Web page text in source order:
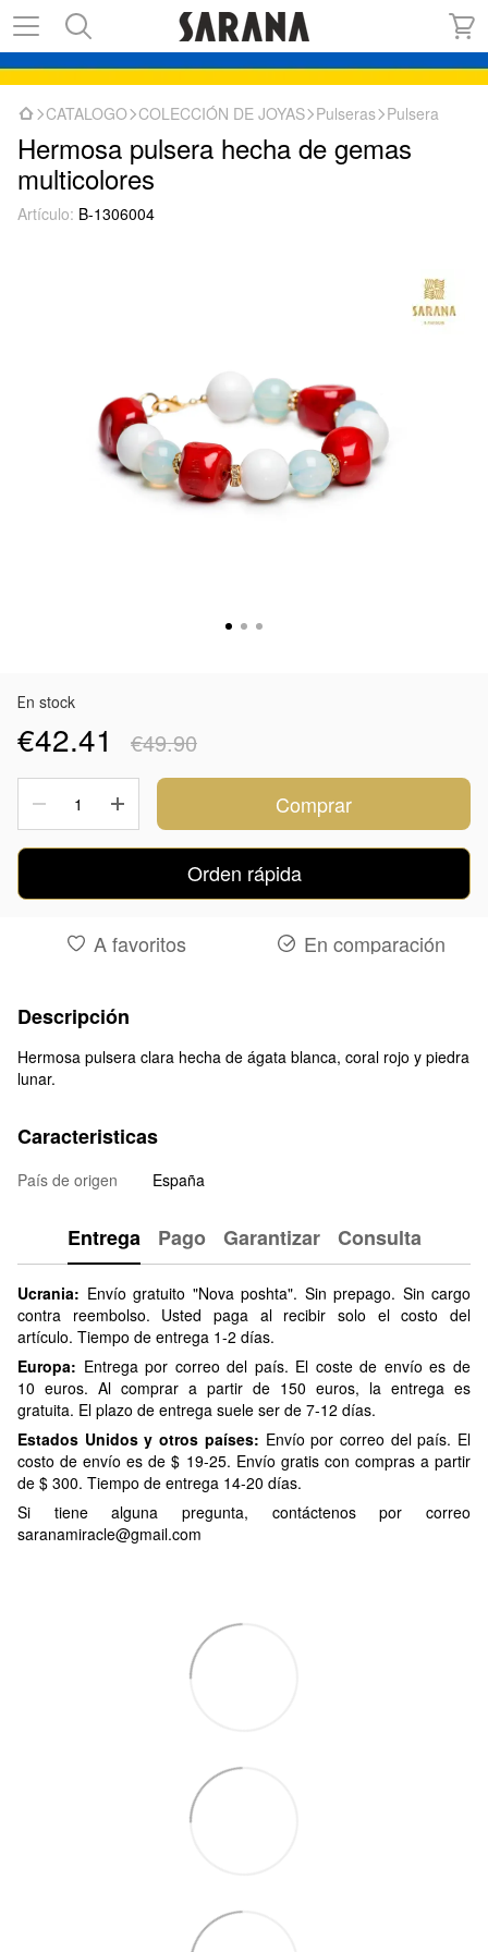
CATALOGO COLECCIÓN DE JOYAS Pulseras Pulsera
Hermosa pulsera hecha de gemas
multicolores
Artículo: B-1306004
Еn stock
€42.41 €49.90
Comprar
Orden rápida
A favoritos En comparación
Descripción
Hermosa pulsera clara hecha de ágata blanca, coral rojo y piedra
lunar.
Caracteristicas
País de origen España
Entrega Pago Garantizar Consulta
Ucrania: Envío gratuito "Nova poshta". Sin prepago. Sin cargo
contra reembolso. Usted paga al recibir solo el costo del
artículo. Tiempo de entrega 1-2 días.
Europa: Entrega por correo del país. El coste de envío es de
10 euros. Al comprar a partir de 150 euros, la entrega es
gratuita. El plazo de entrega suele ser de 7-12 días.
Estados Unidos y otros países: Envío por correo del país. El
costo de envío es de $ 19-25. Envío gratis con compras a partir
de $ 300. Tiempo de entrega 14-20 días.
Si tiene alguna pregunta, contáctenos por correo
saranamiracle@gmail.com